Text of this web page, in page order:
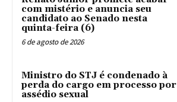
com mistério e anuncia seu
candidato ao Senado nesta
quinta-feira (6)
6 de agosto de 2026
Ministro do STJ é condenado à
perda do cargo em processo por
assédio sexual